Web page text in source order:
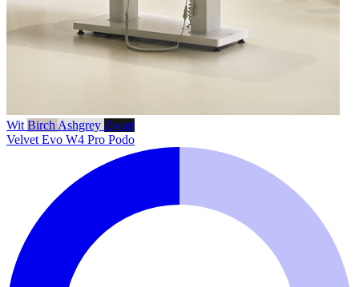
Wit BirchAshgrey Zwart
Velvet Evo W4 Pro Podo